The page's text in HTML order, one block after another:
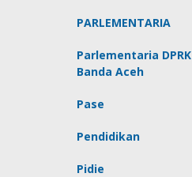
PARLEMENTARIA
Parlementaria DPRK
Banda Aceh
Pase
Pendidikan
Pidie